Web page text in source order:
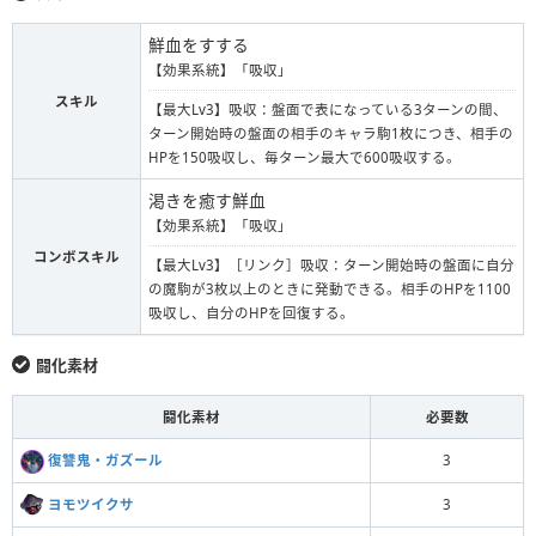
スキル
鮮血をすする
【効果系統】「吸収」
【最大Lv3】吸収：盤面で表になっている3ターンの間、
ターン開始時の盤面の相手のキャラ駒1枚につき、相手の
HPを150吸収し、毎ターン最大で600吸収する。
コンボスキル
渇きを癒す鮮血
【効果系統】「吸収」
【最大Lv3】［リンク］吸収：ターン開始時の盤面に自分
の魔駒が3枚以上のときに発動できる。相手のHPを1100
吸収し、自分のHPを回復する。
闘化素材
闘化素材 必要数
復讐鬼・ガズール 3
ヨモツイクサ 3